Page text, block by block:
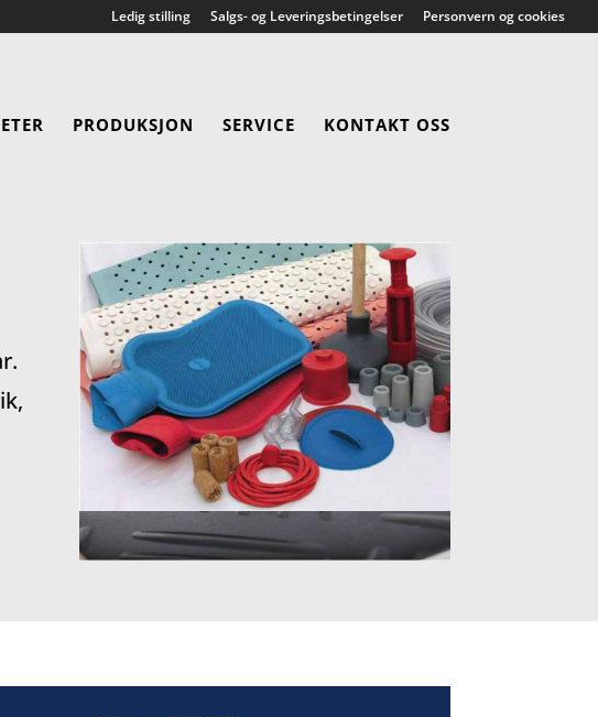
Ledig stilling Salgs- og Leveringsbetingelser Personvern og cookies
PRODUKSJON SERVICE KONTAKT OSS